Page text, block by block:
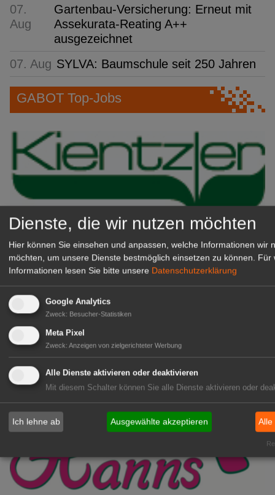
07.
Aug
Gartenbau-Versicherung: Erneut mit
Assekurata-Reating A++
ausgezeichnet
07. Aug SYLVA: Baumschule seit 250 Jahren
GABOT Top-Jobs
Kientzler Jungpflanzen GmbH
& Co KG
Gärtner im Zierpflanzenbau
(m/w/d)
Dienste, die wir nutzen möchten
Hier können Sie einsehen und anpassen, welche Informationen wir
möchten, um unsere Dienste bestmöglich einsetzen zu können.
Für
Informationen lesen Sie bitte unsere Datenschutzerklärung
Google Analytics
Zweck: Besucher-Statistiken
Meta Pixel
Zweck: Anzeigen von zielgerichteter Werbung
Alle Dienste aktivieren oder deaktivieren
Mit diesem Schalter können Sie alle Dienste aktivieren oder
Ich lehne ab Ausgewählte akzeptieren Alle